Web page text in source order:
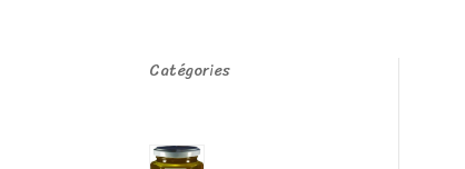
Catégories